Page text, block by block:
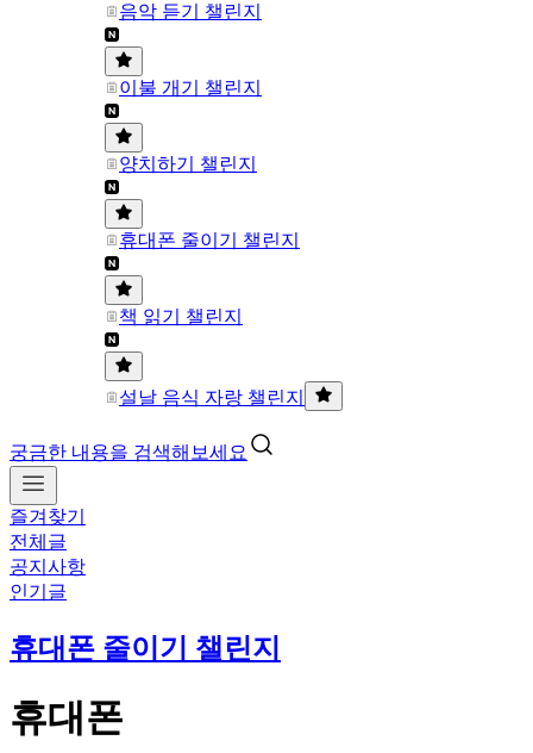
음악 듣기 챌린지
이불 개기 챌린지
양치하기 챌린지
휴대폰 줄이기 챌린지
책 읽기 챌린지
설날 음식 자랑 챌린지
궁금한 내용을 검색해보세요
즐겨찾기
전체글
공지사항
인기글
휴대폰 줄이기 챌린지
휴대폰